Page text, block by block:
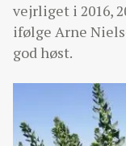
vejrliget i 2016,
ifølge Arne
god høst.